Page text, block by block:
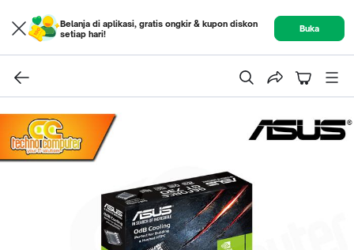
Belanja di aplikasi, gratis ongkir & kupon diskon
setiap hari!
Buka